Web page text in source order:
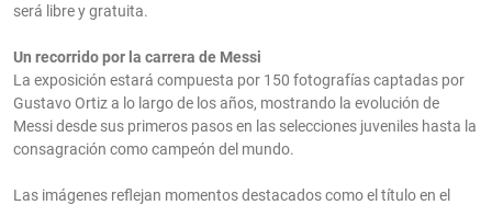
será libre y gratuita.
Un recorrido por la carrera de Messi
La exposición estará compuesta por 150 fotografías captadas por
Gustavo Ortiz a lo largo de los años, mostrando la evolución de
Messi desde sus primeros pasos en las selecciones juveniles hasta la
consagración como campeón del mundo.
Las imágenes reflejan momentos destacados como el título en el